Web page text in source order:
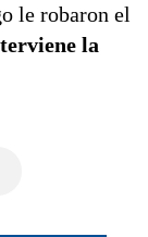
le robaron el
la